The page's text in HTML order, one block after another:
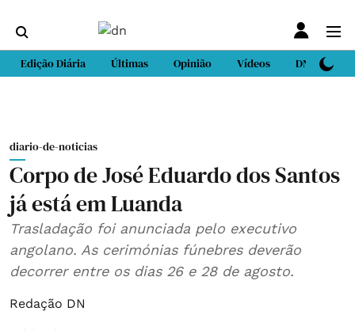
Edição Diária Últimas Opinião Vídeos DN Sport
diario-de-noticias
Corpo de José Eduardo dos Santos
já está em Luanda
Trasladação foi anunciada pelo executivo
angolano. As cerimónias fúnebres deverão
decorrer entre os dias 26 e 28 de agosto.
Redação DN